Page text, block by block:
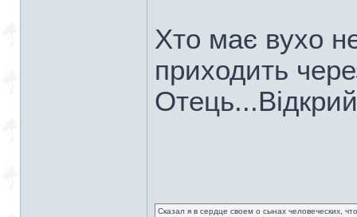
Хто має вухо
приходить
Сказал я в сердце своем о сынах человеческих,